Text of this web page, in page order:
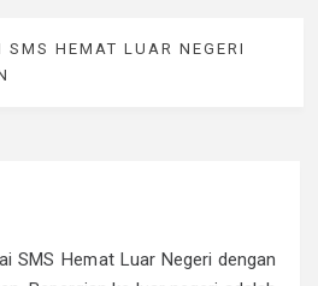
SMS HEMAT LUAR NEGERI
SMS Hemat Luar Negeri dengan